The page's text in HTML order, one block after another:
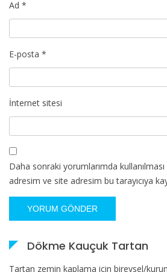
Ad *
E-posta *
İnternet sitesi
Daha sonraki yorumlarımda
adresim ve site adresim bu tarayıcıya
Dökme Kauçuk Tartan
Tartan zemin kaplama için bireysel/